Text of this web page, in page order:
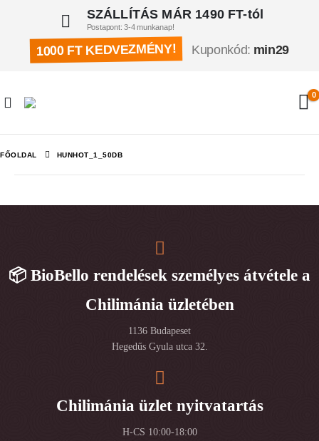
SZÁLLÍTÁS MÁR 1490 FT-tól
Postapont: 3-4 munkanap!
1000 FT KEDVEZMÉNY! Kuponkód: min29
0
FŐOLDAL HUNHOT_1_50DB
📦 BioBello rendelések személyes átvétele a
Chilimánia üzletében
1136 Budapeset
Hegedűs Gyula utca 32.
Chilimánia üzlet nyitvatartás
H-CS 10:00-18:00